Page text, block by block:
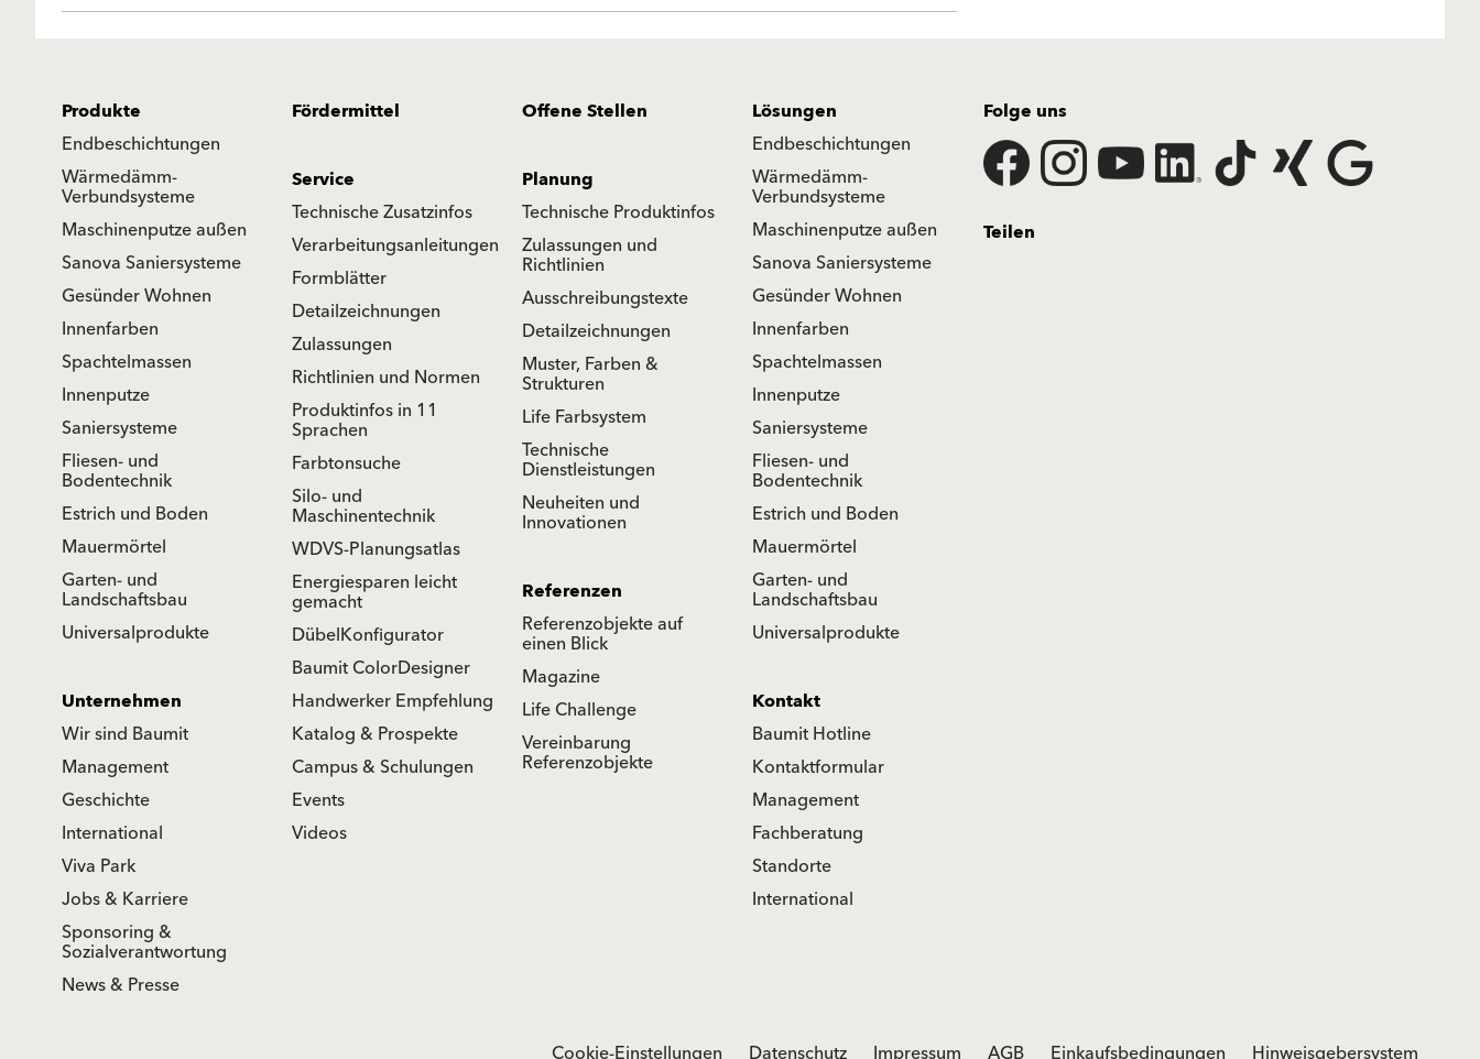
Produkte
Endbeschichtungen
Wärmedämm-
Verbundsysteme
Maschinenputze außen
Sanova Saniersysteme
Gesünder Wohnen
Innenfarben
Spachtelmassen
Innenputze
Saniersysteme
Fliesen- und
Bodentechnik
Estrich und Boden
Mauermörtel
Garten- und
Landschaftsbau
Universalprodukte
Fördermittel Offene Stellen
Lösungen
Endbeschichtungen
Wärmedämm-
Verbundsysteme
Maschinenputze außen
Sanova Saniersysteme
Gesünder Wohnen
Innenfarben
Spachtelmassen
Innenputze
Saniersysteme
Fliesen- und
Bodentechnik
Estrich und Boden
Mauermörtel
Garten- und
Landschaftsbau
Universalprodukte
Service
Technische Zusatzinfos
Verarbeitungsanleitungen
Formblätter
Detailzeichnungen
Zulassungen
Richtlinien und Normen
Produktinfos in 11
Sprachen
Farbtonsuche
Silo- und
Maschinentechnik
WDVS-Planungsatlas
Energiesparen leicht
gemacht
DübelKonfigurator
Baumit ColorDesigner
Handwerker Empfehlung
Katalog & Prospekte
Campus & Schulungen
Events
Videos
Planung
Technische Produktinfos
Zulassungen und
Richtlinien
Ausschreibungstexte
Detailzeichnungen
Muster, Farben &
Strukturen
Life Farbsystem
Technische
Dienstleistungen
Neuheiten und
Innovationen
Referenzen
Referenzobjekte auf
einen Blick
Magazine
Life Challenge
Vereinbarung
Referenzobjekte
Unternehmen
Wir sind Baumit
Management
Geschichte
International
Viva Park
Jobs & Karriere
Sponsoring &
Sozialverantwortung
News & Presse
Kontakt
Baumit Hotline
Kontaktformular
Management
Fachberatung
Standorte
International
Folge uns
Teilen